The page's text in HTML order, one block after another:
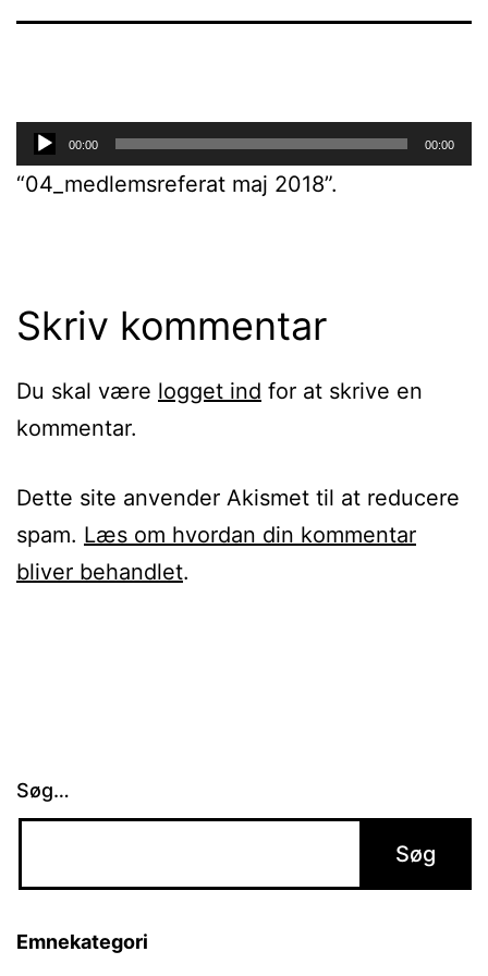
Lydafspiller
00:00 00:00
“04_medlemsreferat maj 2018”.
Skriv kommentar
Du skal være logget ind for at skrive en
kommentar.
Dette site anvender Akismet til at reducere
spam. Læs om hvordan din kommentar
bliver behandlet.
Søg…
Emnekategori